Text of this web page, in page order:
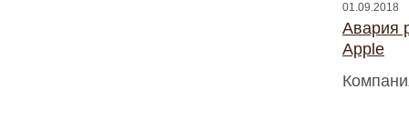
01.09.2018
Авария
Apple